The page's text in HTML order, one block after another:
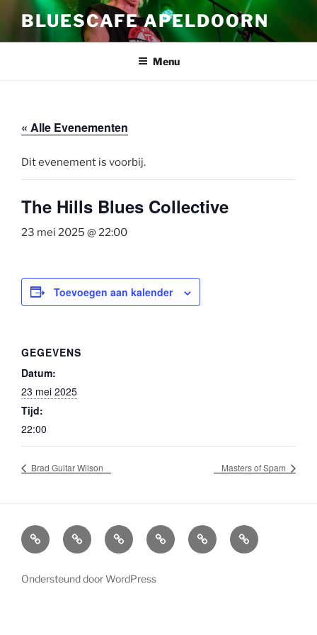
de
BLUESCAFE APELDOORN
Menu
« Alle Evenementen
Dit evenement is voorbij.
The Hills Blues Collective
23 mei 2025 @ 22:00
Toevoegen aan kalender
GEGEVENS
Datum:
23 mei 2025
Tijd:
22:00
Brad Guitar Wilson Masters of Spam
Agenda Boekingen
Bands
Info
en
Socials
Bluescafe
Home
Overlijden
William
Ondersteund door WordPress